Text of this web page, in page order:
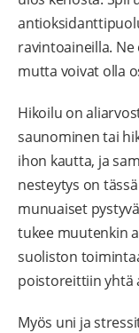
ravintoaineilla.
mutta voivat olla
Hikoilu on
saunominen tai
ihon kautta, ja
nesteytys on
munuaiset
tukee muutenkin
suoliston
poistoreittiin yhtä
Myös uni ja